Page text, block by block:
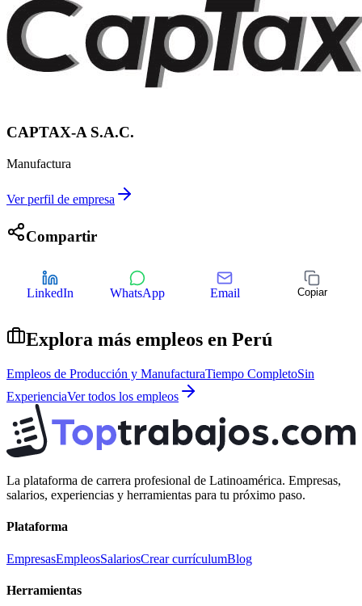
CAPTAX-A S.A.C.
Manufactura
Ver perfil de empresa
Compartir
LinkedIn WhatsApp Email Copiar
Explora más empleos en Perú
Empleos de Producción y ManufacturaTiempo CompletoSin
ExperienciaVer todos los empleos
La plataforma de carrera profesional de Latinoamérica. Empresas,
salarios, experiencias y herramientas para tu próximo paso.
Plataforma
EmpresasEmpleosSalariosCrear currículumBlog
Herramientas